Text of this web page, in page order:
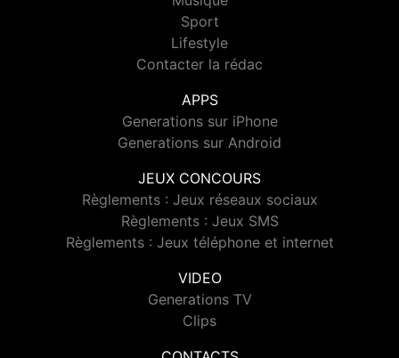
Sport
Lifestyle
Contacter la rédac
APPS
Generations sur iPhone
Generations sur Android
JEUX CONCOURS
Règlements : Jeux réseaux sociaux
Règlements : Jeux SMS
Règlements : Jeux téléphone et internet
VIDEO
Generations TV
Clips